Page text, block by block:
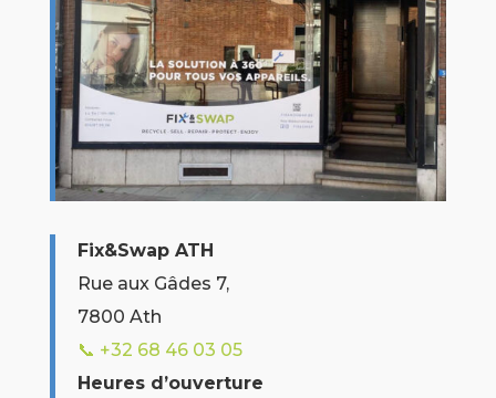
Fix&Swap ATH
Rue aux Gâdes 7,
7800 Ath
📞 +32 68 46 03 05
Heures d’ouverture